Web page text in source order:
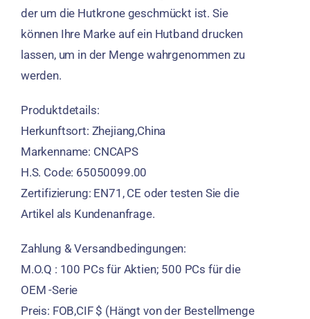
der um die Hutkrone geschmückt ist. Sie
können Ihre Marke auf ein Hutband drucken
lassen, um in der Menge wahrgenommen zu
werden.
Produktdetails:
Herkunftsort: Zhejiang,China
Markenname: CNCAPS
H.S. Code: 65050099.00
Zertifizierung: EN71, CE oder testen Sie die
Artikel als Kundenanfrage.
Zahlung & Versandbedingungen:
M.O.Q : 100 PCs für Aktien; 500 PCs für die
OEM -Serie
Preis: FOB,CIF $ (Hängt von der Bestellmenge